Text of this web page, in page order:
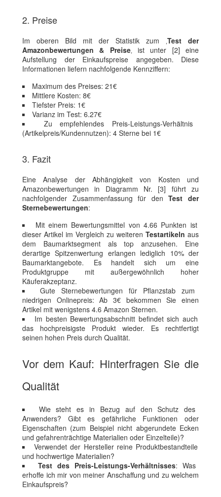
2. Preise
Im oberen Bild mit der Statistik zum ‚Test der
Amazonbewertungen & Preise‚ ist unter [2] eine
Aufstellung der Einkaufspreise angegeben. Diese
Informationen liefern nachfolgende Kennziffern:
Maximum des Preises: 21€
Mittlere Kosten: 8€
Tiefster Preis: 1€
Varianz im Test: 6.27€
Zu empfehlendes Preis-Leistungs-Verhältnis
(Artikelpreis/Kundennutzen): 4 Sterne bei 1€
3. Fazit
Eine Analyse der Abhängigkeit von Kosten und
Amazonbewertungen in Diagramm Nr. [3] führt zu
nachfolgender Zusammenfassung für denTest der
Sternebewertungen:
Mit einem Bewertungsmittel von 4.66 Punkten ist
dieser Artikel im Vergleich zu weiteren Testartikeln aus
dem Baumarktsegment als top anzusehen. Eine
derartige Spitzenwertung erlangen lediglich 10% der
Baumarktangebote. Es handelt sich um eine
Produktgruppe mit außergewöhnlich hoher
Käuferakzeptanz.
Gute Sternebewertungen für Pflanzstab zum
niedrigen Onlinepreis: Ab 3€ bekommen Sie einen
Artikel mit wenigstens 4.6 Amazon Sternen.
Im besten Bewertungsabschnitt befindet sich auch
das hochpreisigste Produkt wieder. Es rechtfertigt
seinen hohen Preis durch Qualität.
Vor dem Kauf: Hinterfragen Sie die
Qualität
Wie steht es in Bezug auf den Schutz des
Anwenders? Gibt es gefährliche Funktionen oder
Eigenschaften (zum Beispiel nicht abgerundete Ecken
und gefahrenträchtige Materialien oder Einzelteile)?
Verwendet der Hersteller reine Produktbestandteile
und hochwertige Materialien?
Test des Preis-Leistungs-Verhältnisses: Was
erhoffe ich mir von meiner Anschaffung und zu welchem
Einkaufspreis?